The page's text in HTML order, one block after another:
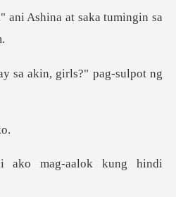
i Ashina at saka tumingin s
akin, girls?" pag-sulpot n
i ako mag-aalok kung